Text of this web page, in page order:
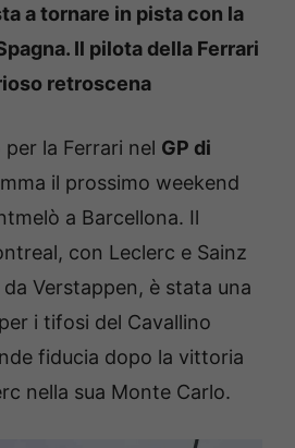
a tornare in pista con la
Il pilota della Ferrari
retroscena
la Ferrari nel GP di
il prossimo weekend
a Barcellona. Il
con Leclerc e Sainz
Verstappen, è stata una
i tifosi del Cavallino
fiducia dopo la vittoria
nella sua Monte Carlo.